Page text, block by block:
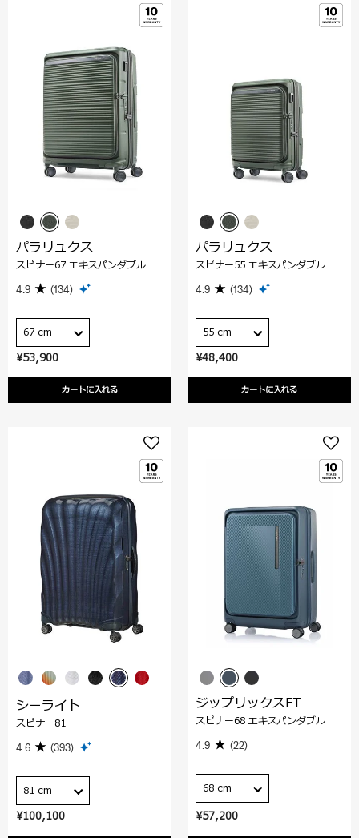
¥53,900
カートに入れる
パラリュクス
スピナー67 エキスパンダブル
4.9 (134)
67 cm
¥48,400
カートに入れる
パラリュクス
スピナー55 エキスパンダブル
4.9 (134)
55 cm
¥100,100
シーライト
スピナー81
4.6 (393)
81 cm
¥57,200
ジップリックスFT
スピナー68 エキスパンダブル
4.9 (22)
68 cm